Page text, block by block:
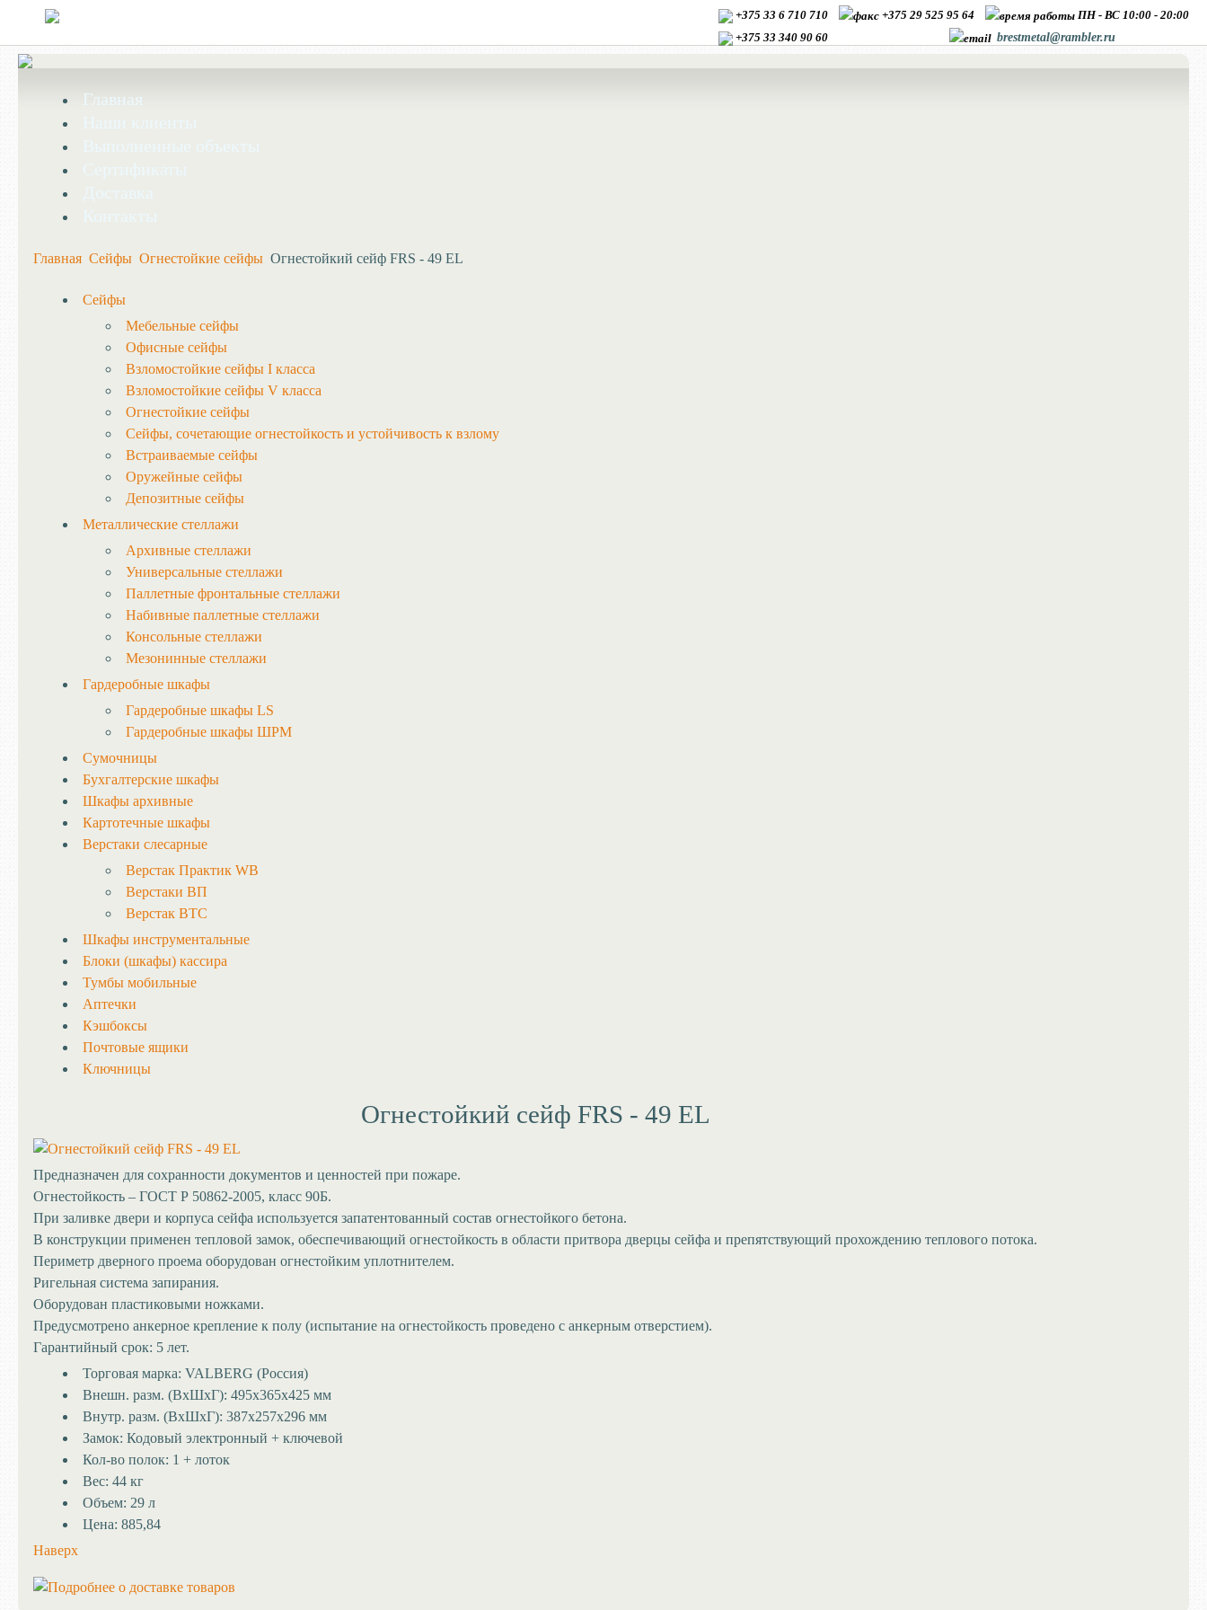
+375 33 6 710 710 +375 29 525 95 64
ПН - ВС 10:00 - 20:00
+375 33 340 90 60 brestmetal@rambler.ru
Главная
Главная Сейфы Огнестойкие сейфы Огнестойкий сейф FRS - 49 EL
Сейфы
Мебельные сейфы
Офисные сейфы
Взломостойкие сейфы I класса
Взломостойкие сейфы V класса
Огнестойкие сейфы
Сейфы, сочетающие огнестойкость и устойчивость к взлому
Встраиваемые сейфы
Оружейные сейфы
Депозитные сейфы
Металлические стеллажи
Архивные стеллажи
Универсальные стеллажи
Паллетные фронтальные стеллажи
Набивные паллетные стеллажи
Консольные стеллажи
Мезонинные стеллажи
Гардеробные шкафы
Гардеробные шкафы LS
Гардеробные шкафы ШРМ
Сумочницы
Бухгалтерские шкафы
Шкафы архивные
Картотечные шкафы
Верстаки слесарные
Верстак Практик WB
Верстаки ВП
Верстак ВТС
Шкафы инструментальные
Блоки (шкафы) кассира
Тумбы мобильные
Аптечки
Кэшбоксы
Почтовые ящики
Ключницы
Огнестойкий сейф FRS - 49 EL
Предназначен для сохранности документов и ценностей при пожаре.
Огнестойкость – ГОСТ Р 50862-2005, класс 90Б.
При заливке двери и корпуса сейфа используется запатентованный состав огнестойкого бетона.
В конструкции применен тепловой замок, обеспечивающий огнестойкость в области притвора дверцы сейфа и препятствующий прохождению теплового потока.
Периметр дверного проема оборудован огнестойким уплотнителем.
Ригельная система запирания.
Оборудован пластиковыми ножками.
Предусмотрено анкерное крепление к полу (испытание на огнестойкость проведено с анкерным отверстием).
Гарантийный срок: 5 лет.
Торговая марка: VALBERG (Россия)
Внешн. разм. (ВхШхГ): 495х365х425 мм
Внутр. разм. (ВхШхГ): 387х257х296 мм
Замок: Кодовый электронный + ключевой
Кол-во полок: 1 + лоток
Вес: 44 кг
Объем: 29 л
Цена: 885,84
Наверх